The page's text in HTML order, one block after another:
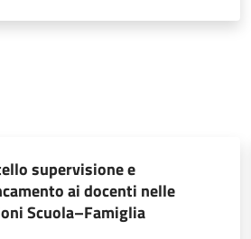
supervisione e
ai docenti nelle
Scuola–Famiglia